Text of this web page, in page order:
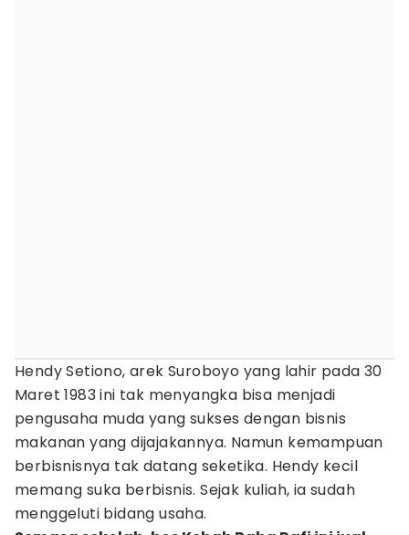
Hendy Setiono, arek Suroboyo yang lahir pada 30
Maret 1983 ini tak menyangka bisa menjadi
pengusaha muda yang sukses dengan bisnis
makanan yang dijajakannya. Namun kemampuan
berbisnisnya tak datang seketika. Hendy kecil
memang suka berbisnis. Sejak kuliah, ia sudah
menggeluti bidang usaha.